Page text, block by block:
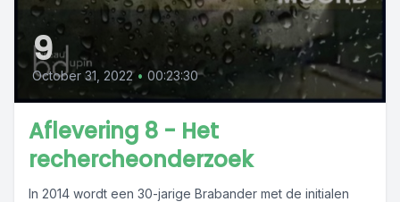
9
October 31, 2022 • 00:23:30
Aflevering 8 - Het
rechercheonderzoek
In 2014 wordt een 30-jarige Brabander met de initialen